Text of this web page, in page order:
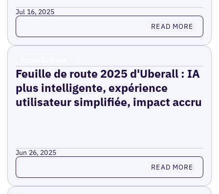
Jul 16, 2025
Read more READ MORE
Feuille de route 2025 d'Uberall : IA
plus intelligente, expérience
utilisateur simplifiée, impact accru
Jun 26, 2025
Read more READ MORE